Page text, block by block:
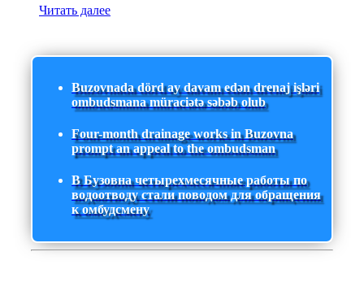
Читать далее
Buzovnada dörd ay davam edən drenaj işləri
ombudsmana müraciətə səbəb olub
Four-month drainage works in Buzovna
prompt an appeal to the ombudsman
В Бузовна четырехмесячные работы по
водоотводу стали поводом для обращения
к омбудсмену